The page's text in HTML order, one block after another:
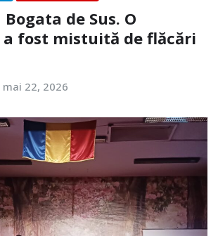
de Sus. O
a fost mistuită de flăcări
mai 22, 2026